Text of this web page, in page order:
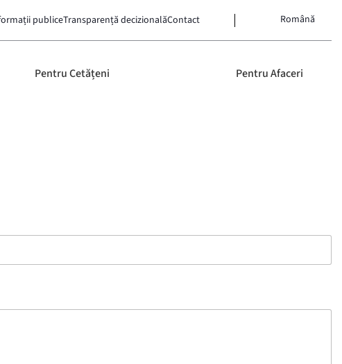
publiceTransparență decizionalăContact Română
Pentru Cetățeni Pentru Afaceri